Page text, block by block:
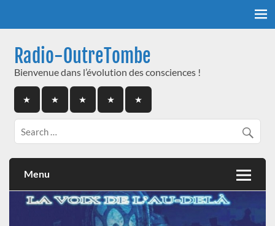
Radio-OutreTombe
Bienvenue dans l’évolution des consciences !
Menu